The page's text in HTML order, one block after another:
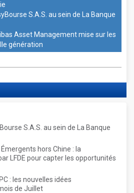
S.A.S. au sein de La Banque
Asset Management mise sur les
génération
S.A.S. au sein de La Banque
hors Chine : la
LFDE pour capter les opportunités
: les nouvelles idées
de Juillet